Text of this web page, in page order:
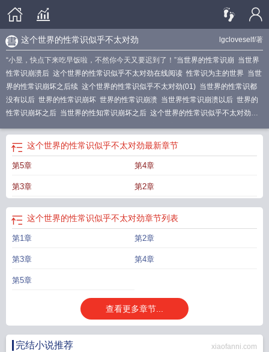
lgcloveself/著
这个世界的性常识似乎不太对劲
“小昱，快点下来吃早饭啦，不然你今天又要迟到了！”当世界的性常识崩 当世界
性常识崩溃后 这个世界的性常识似乎不太对劲在线阅读 性常识为主的世界 当世
界的性常识崩坏之后续 这个世界的性常识似乎不太对劲(01) 当世界的性常识都
没有以后 世界的性常识崩坏 世界的性常识崩溃 当世界性常识崩溃以后 世界的
性常识崩坏之后 当世界的性知常识崩坏之后 这个世界的性常识似乎不太对劲的
当世界的性知识崩溃 当世界的性常识崩裂 这个世界的一切都关于性
性常识消失之后
遇到性遇到了解
当世界的性常识崩溃的世界
识世界性常识消失1-8 当世界的性常识崩溃以之后34
常识消失后世界性常识改变结界世界的性常识崩坏以后当世界的性知识崩坏以
后这个世界没有性常识当世界的性常识崩坏了性常识的世界崩溃后
界没有性常识
当世界的性常识崩坏
这个世界的性常识似乎不太对劲最新章节
第5章 第4章
第3章 第2章
这个世界的性常识似乎不太对劲章节列表
第1章 第2章
第3章 第4章
第5章
查看更多章节...
完结小说推荐 xiaofanni.com